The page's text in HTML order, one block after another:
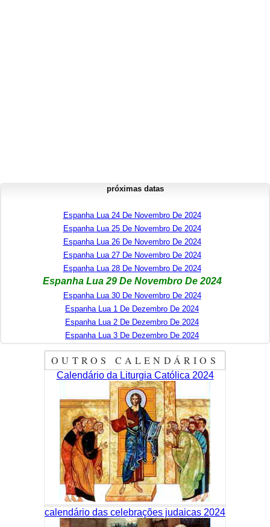
próximas datas
Espanha Lua 24 De Novembro De 2024
Espanha Lua 25 De Novembro De 2024
Espanha Lua 26 De Novembro De 2024
Espanha Lua 27 De Novembro De 2024
Espanha Lua 28 De Novembro De 2024
Espanha Lua 29 De Novembro De 2024
Espanha Lua 30 De Novembro De 2024
Espanha Lua 1 De Dezembro De 2024
Espanha Lua 2 De Dezembro De 2024
Espanha Lua 3 De Dezembro De 2024
OUTROS CALENDÁRIOS
Calendário da Liturgia Católica 2024
calendário das celebrações judaicas 2024